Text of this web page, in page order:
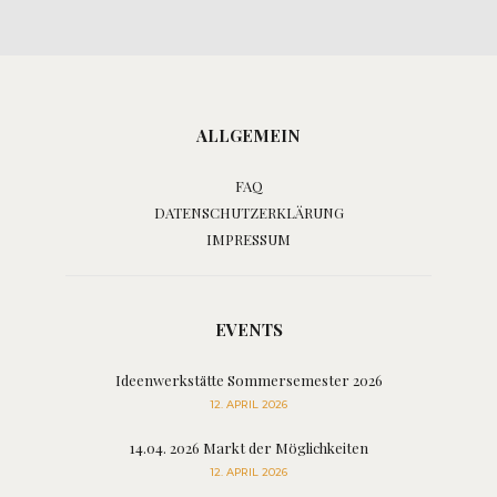
ALLGEMEIN
FAQ
DATENSCHUTZERKLÄRUNG
IMPRESSUM
EVENTS
Ideenwerkstätte Sommersemester 2026
12. APRIL 2026
14.04. 2026 Markt der Möglichkeiten
12. APRIL 2026